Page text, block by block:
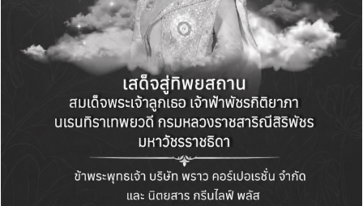
แต่ละพื้นที่พร้อมแนะนำผนังตกแต่งระบายอากาศ
หรือFlowelPureTECHนวัตกรรม Wall
Decoration นำเข้าจากญี่ปุ่น ที่ผสานความงาม
เหนือระดับเข้ากับเทคโนโลยีขั้นสูง เพื่อสร้างสมดุล
ในทุกมิติของการอยู่อาศัย ให้ทุกลมหายใจบริสุทธิ์
กลุ่มสินค้าประตูหน้าต่างCOTTO
ALUMINUM DOORเพื่อตอบรับความต้องการของ
ลูกค้าที่มองหาโปรดักส์ซึ่งสะท้อนตัวตน มีดีไซน์